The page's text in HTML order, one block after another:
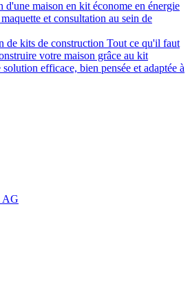
de kits de construction Tout ce qu'il faut
votre maison grâce au kit
efficace, bien pensée et adaptée à